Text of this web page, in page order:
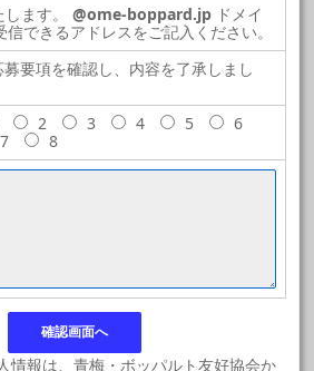
します。@ome-boppard.jp ドメイ
できるアドレスをご記入ください。
募要項を確認し、内容を了承しまし
2 3 4 5
6
7
8
情報は、青梅・ボッパルト友好協会か